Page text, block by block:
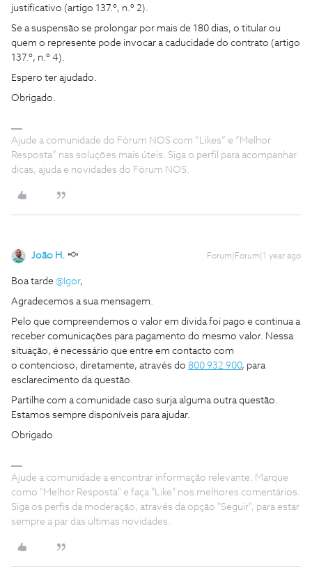
justificativo (artigo 137.º, n.º 2).
Se a suspensão se prolongar por mais de 180 dias, o titular ou
quem o represente pode invocar a caducidade do contrato (artigo
137.º, n.º 4).
Espero ter ajudado.
Obrigado.
Ajude a comunidade do Fórum NOS com “Likes” e “Melhor
Resposta” nas soluções mais úteis. Siga o perfil para acompanhar
dicas, ajuda e novidades do Fórum NOS.
João H. Forum|Forum|1 year ago
Boa tarde ​ @Igor,
Agradecemos a sua mensagem.
Pelo que compreendemos o valor em divida foi pago e continua a
receber comunicações para pagamento do mesmo valor. Nessa
situação, é necessário que entre em contacto com
o contencioso, diretamente, através do 800 932 900, para
esclarecimento da questão.
Partilhe com a comunidade caso surja alguma outra questão.
Estamos sempre disponíveis para ajudar.
Obrigado
Ajude a comunidade a encontrar informação relevante. Marque
como "Melhor Resposta" e faça "Like" nos melhores comentários.
Siga os perfis da moderação, através da opção "Seguir", para estar
sempre a par das ultimas novidades.